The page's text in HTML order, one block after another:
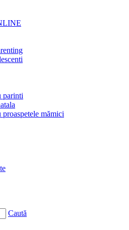
parinti
mămici
Caută